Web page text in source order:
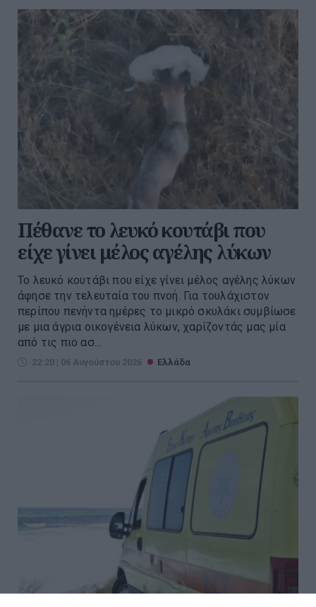
Πέθανε το λευκό κουτάβι που
είχε γίνει μέλος αγέλης λύκων
Το λευκό κουτάβι που είχε γίνει μέλος αγέλης λύκων
άφησε την τελευταία του πνοή. Για τουλάχιστον
περίπου πενήντα ημέρες το μικρό σκυλάκι συμβίωσε
με μια άγρια οικογένεια λύκων, χαρίζοντάς μας μία
από τις πιο ασ...
22:20 | 06 Αυγούστου 2026 Ελλάδα